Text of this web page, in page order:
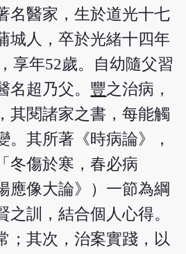
名醫家，生於道光十七
城人，卒於光緒十四年
享年52歲。自幼隨父習
名超乃父。 豐之治病，
其閱諸家之書，每能觸
。其所著《時病論》，
冬傷於寒，春必病
像大論》）一節為綱
之訓，結合個人心得。
；其次，治案實踐，以